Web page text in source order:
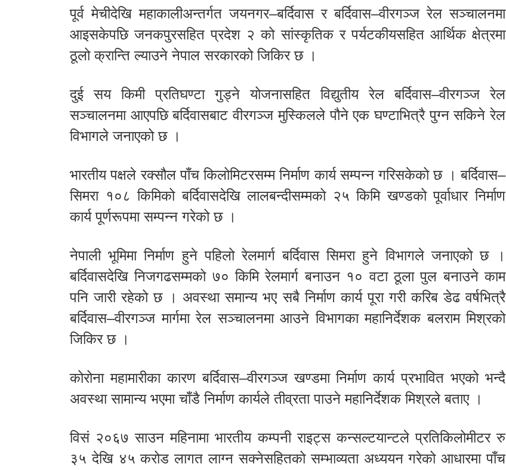
पूर्व मेचीदेखि महाकालीअन्तर्गत जयनगर–बर्दिवास र बर्दिवास–वीरगञ्ज रेल सञ्चालनमा
आइसकेपछि जनकपुरसहित प्रदेश २ को सांस्कृतिक र पर्यटकीयसहित आर्थिक क्षेत्रमा
ठूलो क्रान्ति ल्याउने नेपाल सरकारको जिकिर छ ।
दुई सय किमी प्रतिघण्टा गुड्ने योजनासहित विद्युतीय रेल बर्दिवास–वीरगञ्ज रेल
सञ्चालनमा आएपछि बर्दिवासबाट वीरगञ्ज मुस्किलले पौने एक घण्टाभित्रै पुग्न सकिने रेल
विभागले जनाएको छ ।
भारतीय पक्षले रक्सौल पाँच किलोमिटरसम्म निर्माण कार्य सम्पन्न गरिसकेको छ । बर्दिवास–
सिमरा १०८ किमिको बर्दिवासदेखि लालबन्दीसम्मको २५ किमि खण्डको पूर्वाधार निर्माण
कार्य पूर्णरूपमा सम्पन्न गरेको छ ।
नेपाली भूमिमा निर्माण हुने पहिलो रेलमार्ग बर्दिवास सिमरा हुने विभागले जनाएको छ ।
बर्दिवासदेखि निजगढसम्मको ७० किमि रेलमार्ग बनाउन १० वटा ठूला पुल बनाउने काम
पनि जारी रहेको छ । अवस्था समान्य भए सबै निर्माण कार्य पूरा गरी करिब डेढ वर्षभित्रै
बर्दिवास–वीरगञ्ज मार्गमा रेल सञ्चालनमा आउने विभागका महानिर्देशक बलराम मिश्रको
जिकिर छ ।
कोरोना महामारीका कारण बर्दिवास–वीरगञ्ज खण्डमा निर्माण कार्य प्रभावित भएको भन्दै
अवस्था सामान्य भएमा चाँडै निर्माण कार्यले तीव्रता पाउने महानिर्देशक मिश्रले बताए ।
विसं २०६७ साउन महिनामा भारतीय कम्पनी राइट्स कन्सल्टयान्टले प्रतिकिलोमीटर रु
३५ देखि ४५ करोड लागत लाग्न सक्नेसहितको सम्भाव्यता अध्ययन गरेको आधारमा पाँच